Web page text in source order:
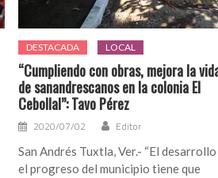
DESTACADA LOCAL
“Cumpliendo con obras, mejora la
de sanandrescanos en la colonia El
Cebollal”: Tavo Pérez
2020/07/02 Editor
San Andrés Tuxtla, Ver.- “El
el progreso del municipio tiene que